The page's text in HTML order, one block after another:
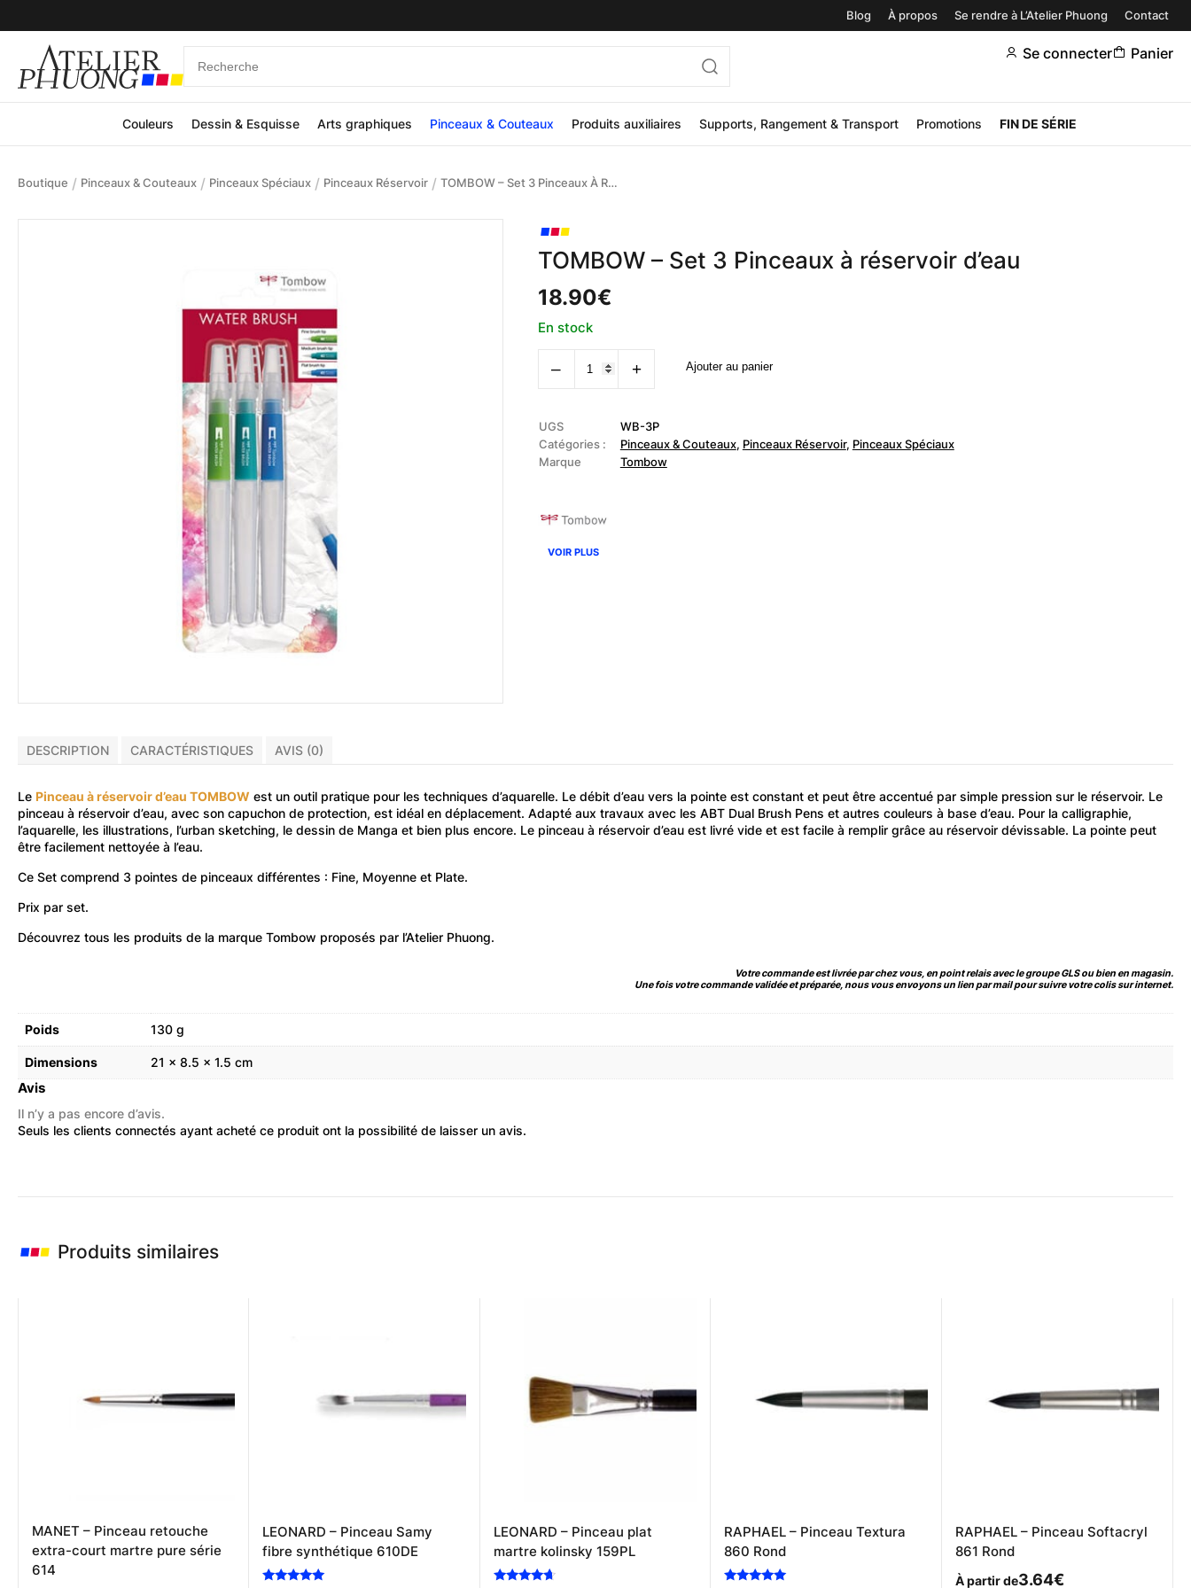
Blog À propos Se rendre à L’Atelier Phuong Contact
Se connecter Panier
Couleurs Dessin & Esquisse Arts graphiques Pinceaux & Couteaux Produits auxiliaires Supports, Rangement & Transport Promotions FIN DE SÉRIE
Boutique / Pinceaux & Couteaux / Pinceaux Spéciaux / Pinceaux Réservoir / TOMBOW – Set 3 Pinceaux À Réservoir D’eau
TOMBOW – Set 3 Pinceaux à réservoir d’eau
18.90€
En stock
‒
quantité
de
TOMBOW
3
Pinceaux
à
réservoir
+ Ajouter au panier
UGS
WB-3P
Catégories :
Pinceaux & Couteaux, Pinceaux Réservoir, Pinceaux Spéciaux
Marque
Tombow
VOIR PLUS
DESCRIPTION CARACTÉRISTIQUES AVIS (0)
Le Pinceau à réservoir d’eau TOMBOW est un outil pratique pour les techniques d’aquarelle. Le débit d’eau vers la pointe est constant et peut être accentué par simple pression sur le réservoir. Le
pinceau à réservoir d’eau, avec son capuchon de protection, est idéal en déplacement. Adapté aux travaux avec les ABT Dual Brush Pens et autres couleurs à base d’eau. Pour la calligraphie,
l’aquarelle, les illustrations, l’urban sketching, le dessin de Manga et bien plus encore. Le pinceau à réservoir d’eau est livré vide et est facile à remplir grâce au réservoir dévissable. La pointe peut
être facilement nettoyée à l’eau.
Ce Set comprend 3 pointes de pinceaux différentes : Fine, Moyenne et Plate.
Prix par set.
Découvrez tous les produits de la marque Tombow proposés par l’Atelier Phuong.
Votre commande est livrée par chez vous, en point relais avec le groupe GLS ou bien en magasin.
Une fois votre commande validée et préparée, nous vous envoyons un lien par mail pour suivre votre colis sur internet.
Poids 130 g
Dimensions 21 × 8.5 × 1.5 cm
Avis
Il n’y a pas encore d’avis.
Seuls les clients connectés ayant acheté ce produit ont la possibilité de laisser un avis.
Produits similaires
MANET – Pinceau retouche
extra-court martre pure série
614
LEONARD – Pinceau Samy
fibre synthétique 610DE
LEONARD – Pinceau plat
martre kolinsky 159PL
RAPHAEL – Pinceau Textura
860 Rond
RAPHAEL – Pinceau Softacryl
861 Rond
À partir de3.64€